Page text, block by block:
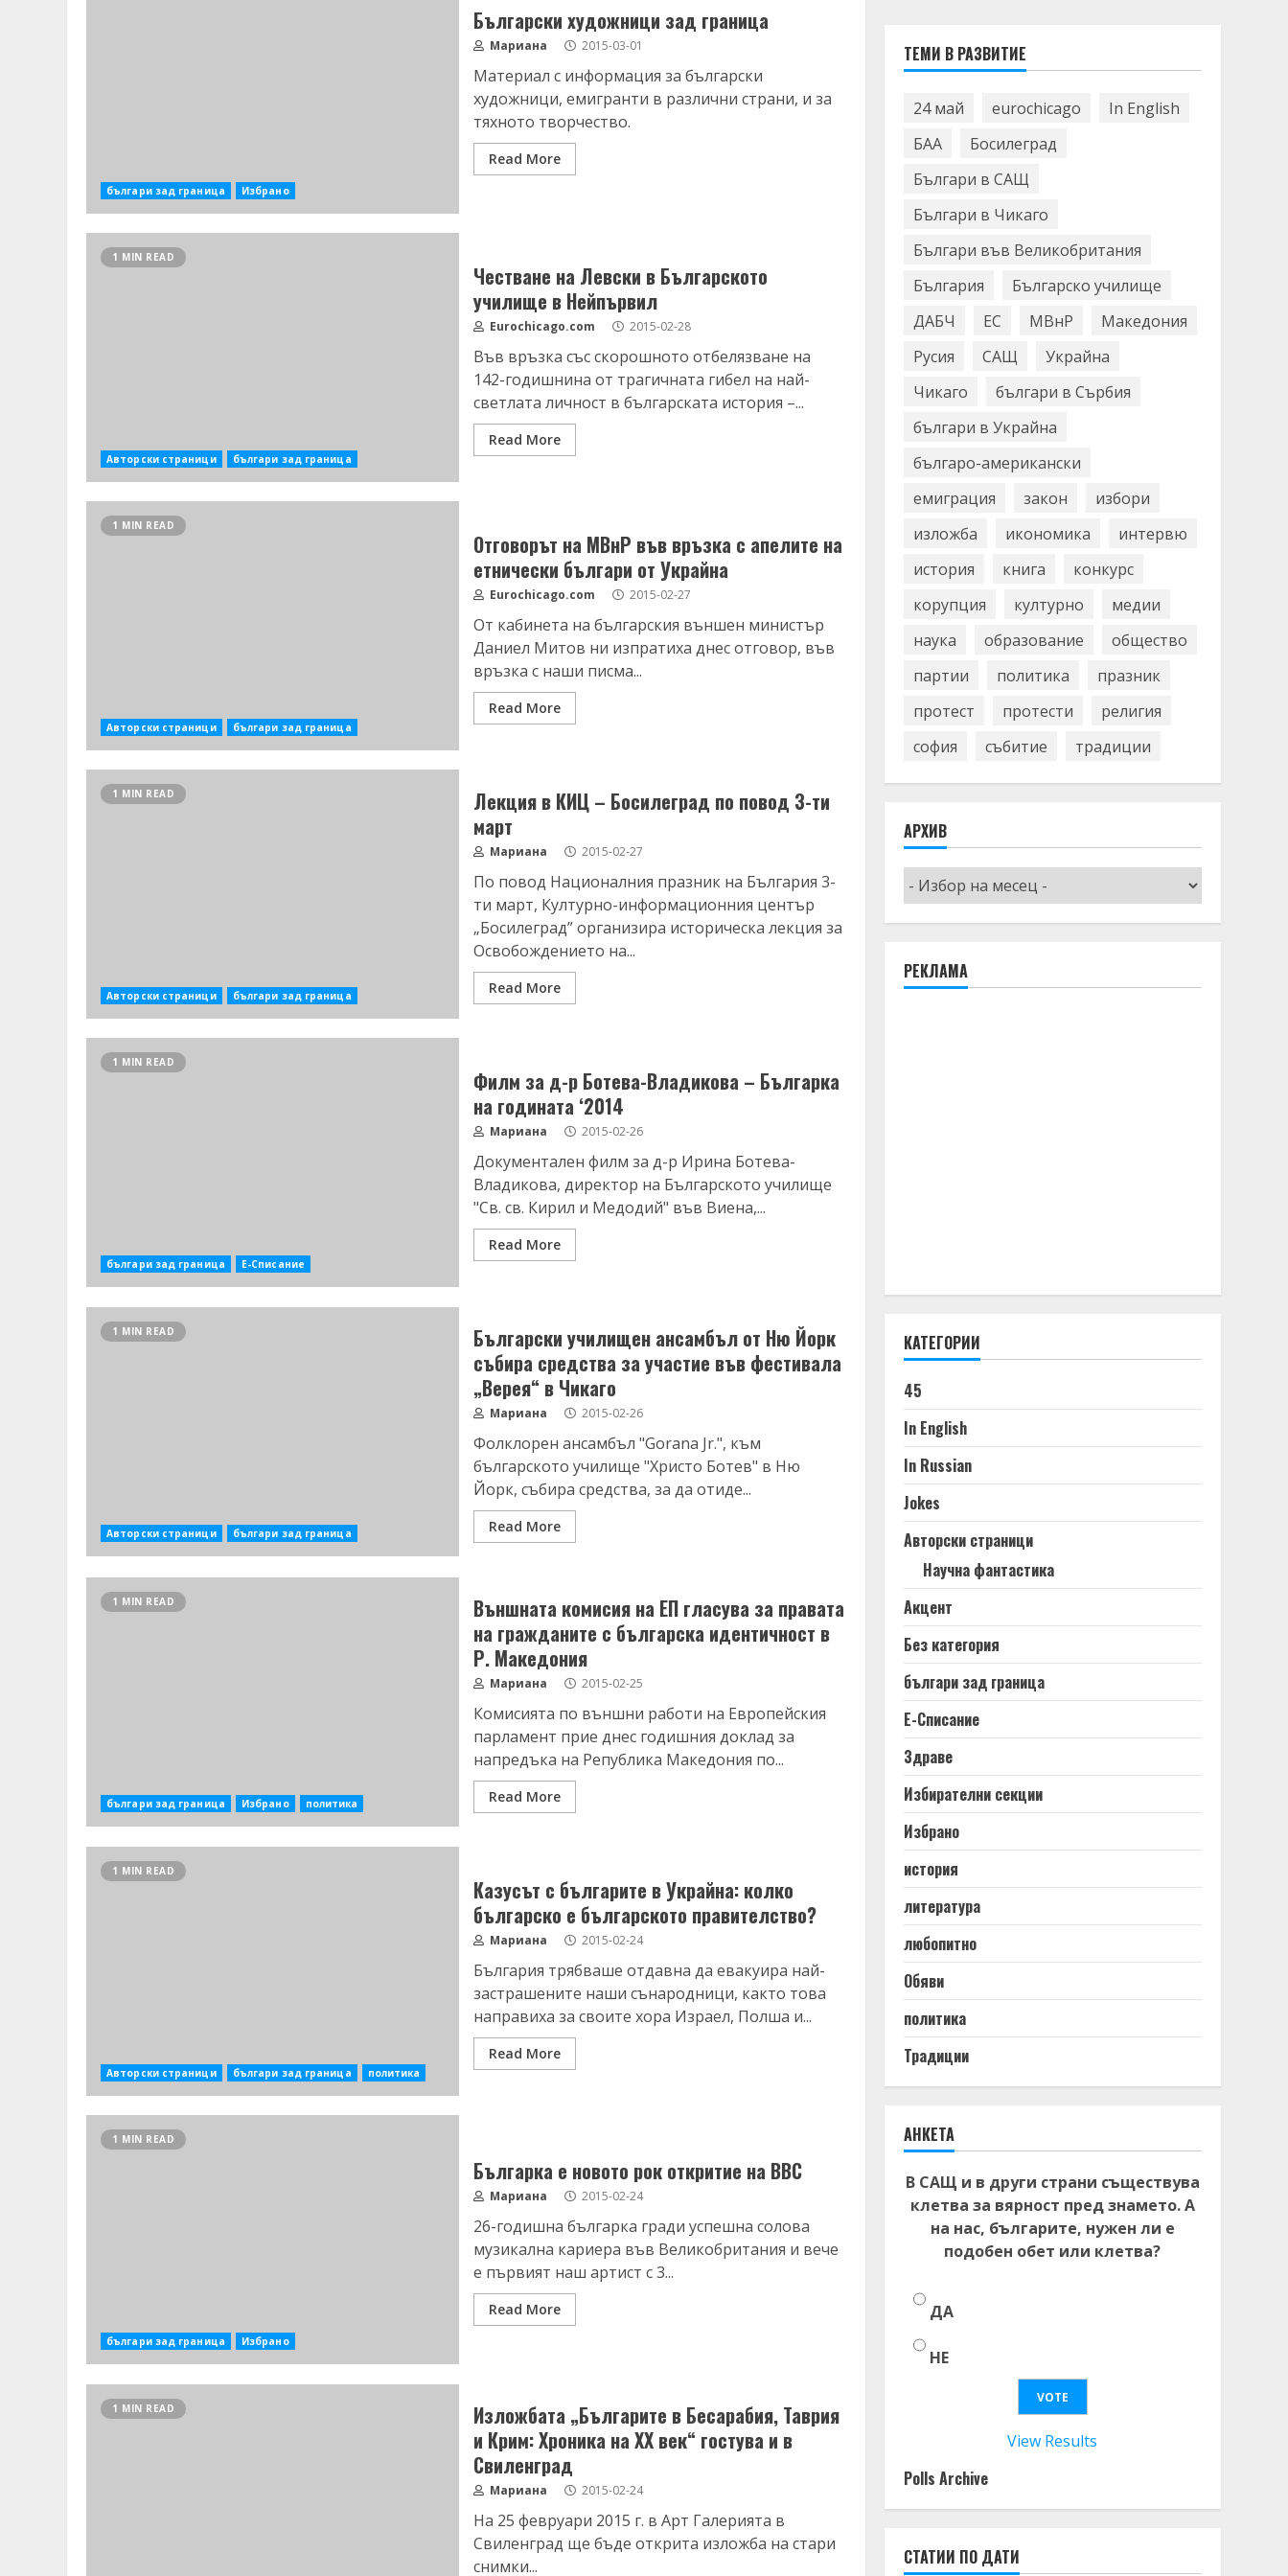
българи зад граница Избрано
Български художници зад граница
Мариана 2015-03-01
Материал с информация за български
художници, емигранти в различни страни, и за
тяхното творчество.
Read More
1 MIN READ
Авторски страници българи зад граница
Честване на Левски в Българското
училище в Нейпървил
Eurochicago.com 2015-02-28
Във връзка със скорошното отбелязване на
142-годишнина от трагичната гибел на най-
светлата личност в българската история –...
Read More
1 MIN READ
Авторски страници българи зад граница
Отговорът на МВнР във връзка с апелите на
етнически българи от Украйна
Eurochicago.com 2015-02-27
От кабинета на българския външен министър
Даниел Митов ни изпратиха днес отговор, във
връзка с наши писма...
Read More
1 MIN READ
Авторски страници българи зад граница
Лекция в КИЦ – Босилеград по повод 3-ти
март
Мариана 2015-02-27
По повод Националния празник на България 3-
ти март, Културно-информационния център
„Босилеград” организира историческа лекция за
Освобождението на...
Read More
1 MIN READ
българи зад граница Е-Списание
Филм за д-р Ботева-Владикова – Българка
на годината ‘2014
Мариана 2015-02-26
Документален филм за д-р Ирина Ботева-
Владикова, директор на Българското училище
"Св. св. Кирил и Медодий" във Виена,...
Read More
1 MIN READ
Авторски страници българи зад граница
Български училищен ансамбъл от Ню Йорк
събира средства за участие във фестивала
„Верея“ в Чикаго
Мариана 2015-02-26
Фолклорен ансамбъл "Gorana Jr.", към
българското училище "Христо Ботев" в Ню
Йорк, събира средства, за да отиде...
Read More
1 MIN READ
българи зад граница Избрано политика
Външната комисия на ЕП гласува за правата
на гражданите с българска идентичност в
Р. Македония
Мариана 2015-02-25
Комисията по външни работи на Европейския
парламент прие днес годишния доклад за
напредъка на Република Македония по...
Read More
1 MIN READ
Авторски страници българи зад граница политика
Казусът с българите в Украйна: колко
българско е българското правителство?
Мариана 2015-02-24
България трябваше отдавна да евакуира най-
застрашените наши сънародници, както това
направиха за своите хора Израел, Полша и...
Read More
1 MIN READ
българи зад граница Избрано
Българка е новото рок откритие на ВВС
Мариана 2015-02-24
26-годишна българка гради успешна солова
музикална кариера във Великобритания и вече
е първият наш артист с 3...
Read More
1 MIN READ
Изложбата „Българите в Бесарабия, Таврия
и Крим: Хроника на XX век“ гостува и в
Свиленград
Мариана 2015-02-24
На 25 февруари 2015 г. в Арт Галерията в
Свиленград ще бъде открита изложба на стари
снимки...
ТЕМИ В РАЗВИТИЕ
24 май eurochicago
In English
БАА
Босилеград
Българи в САЩ
Българи в Чикаго
Българи във Великобритания
България
Българско училище
ДАБЧ
ЕС МВнР
Македония
Русия
САЩ
Украйна
Чикаго
българи в Сърбия
българи в Украйна
българо-американски
емиграция
закон
избори
изложба
икономика
интервю
история
книга
конкурс
корупция
културно
медии
наука
образование
общество
партии
политика
празник
протест
протести
религия
софия
събитие традиции
АРХИВ
Архив
РЕКЛАМА
КАТЕГОРИИ
45
In English
In Russian
Jokes
Авторски страници
Научна фантастика
Акцент
Без категория
българи зад граница
Е-Списание
Здраве
Избирателни секции
Избрано
история
литература
любопитно
Обяви
политика
Традиции
АНКЕТА
В САЩ и в други страни съществува
клетва за вярност пред знамето. А
на нас, българите, нужен ли е
подобен обет или клетва?
ДА
НЕ
View Results
Polls Archive
СТАТИИ ПО ДАТИ